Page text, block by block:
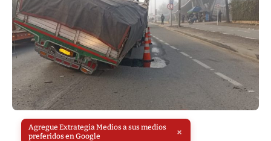
Agregue Extrategia Medios a sus medios
preferidos en Google
×